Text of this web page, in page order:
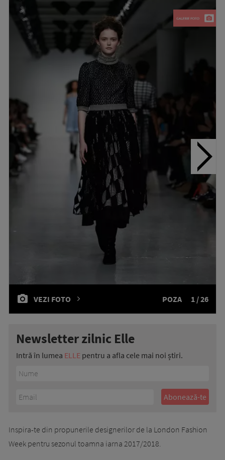
VEZI FOTO POZA 1 / 26
Newsletter zilnic Elle
Intră în lumea ELLE pentru a afla cele mai noi știri.
Inspira-te din propunerile designerilor de la London Fashion
Week pentru sezonul toamna iarna 2017/2018.